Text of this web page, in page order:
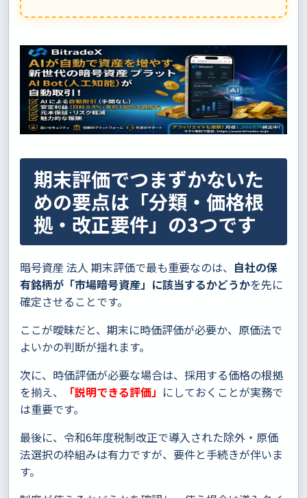
期末評価でつまずかないた
めの要点は「分類・価格根
拠・改正要件」の3つです
暗号資産 法人 期末評価で最も重要なのは、 自社の保
有銘柄が「市場暗号資産」に該当するかどうかを先に
確定させることです。
ここが曖昧だと、期末に時価評価が必要か、原価法で
よいかの判断が揺れます。
次に、時価評価が必要な場合は、採用する価格の根拠
を揃え、
「説明できる評価」 にしておくことが実務で
は重要です。
最後に、令和6年度税制改正で導入された除外・原価
法選択の枠組みは有力ですが、要件と手続きが伴いま
す。